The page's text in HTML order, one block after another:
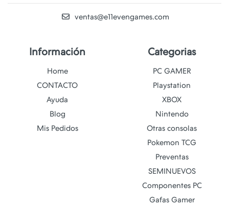
ventas@e11evengames.com
Información
Home
CONTACTO
Ayuda
Blog
Mis Pedidos
Categorias
PC GAMER
Playstation
XBOX
Nintendo
Otras consolas
Pokemon TCG
Preventas
SEMINUEVOS
Componentes PC
Gafas Gamer